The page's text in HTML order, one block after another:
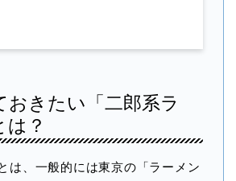
おきたい「二郎系ラ
は？
は、一般的には東京の「ラーメン